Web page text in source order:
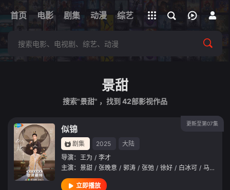
首页 电影 剧集 动漫 综艺 短剧 直播 APP
下载客户端
立即登录
景甜
搜索"景甜" ，找到 42部影视作品
更新至第07集
似锦
剧集 2025
大陆
导演： 王为 / 李才
主演： 景甜 / 张晚意 / 郭涛 / 张弛 / 徐好 / 白冰可 / 马苏
立即播放